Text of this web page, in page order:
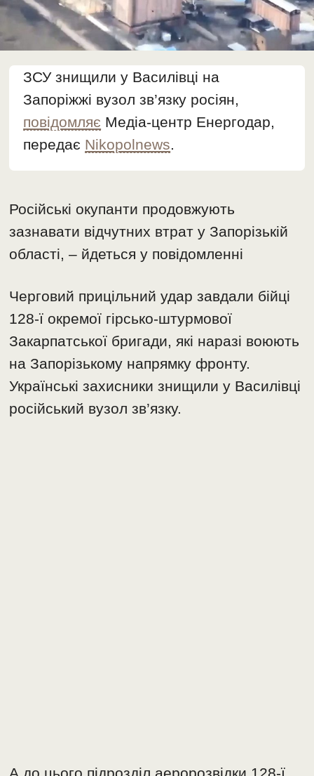
ЗСУ знищили у Василівці на
Запоріжжі вузол зв’язку росіян,
повідомляє Медіа-центр Енергодар,
передає Nikopolnews.
Російські окупанти продовжують
зазнавати відчутних втрат у Запорізькій
області, – йдеться у повідомленні
Черговий прицільний удар завдали бійці
128-ї окремої гірсько-штурмової
Закарпатської бригади, які наразі воюють
на Запорізькому напрямку фронту.
Українські захисники знищили у Василівці
російський вузол зв’язку.